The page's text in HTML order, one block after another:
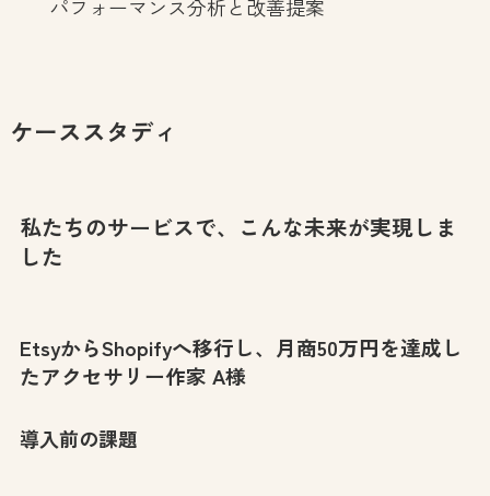
パフォーマンス分析と改善提案
ケーススタディ
私たちのサービスで、こんな未来が実現しま
した
EtsyからShopifyへ移行し、月商50万円を達成し
たアクセサリー作家 A様
導入前の課題